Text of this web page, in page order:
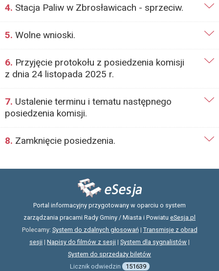
4. Stacja Paliw w Zbrosławicach - sprzeciw.
5. Wolne wnioski.
6. Przyjęcie protokołu z posiedzenia komisji
z dnia 24 listopada 2025 r.
7. Ustalenie terminu i tematu następnego
posiedzenia komisji.
8. Zamknięcie posiedzenia.
Portal informacyjny przygotowany w oparciu o system
zarządzania pracami Rady Gminy / Miasta i Powiatu eSesja.pl
Polecamy: System do zdalnych głosowań| Transmisje z obrad
sesji | Napisy do filmów z sesji | System dla sygnalistów |
System do sprzedaży biletów
Licznik odwiedzin
151639